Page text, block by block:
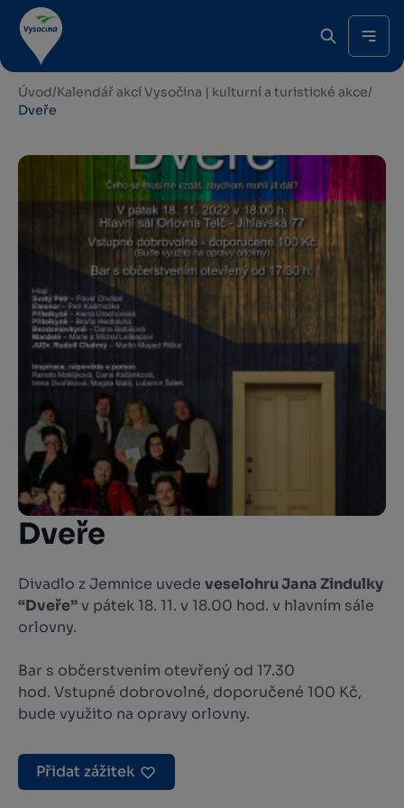
Úvod/Kalendář akcí Vysočina | kulturní a turistické akce/
Dveře
Dveře
Divadlo z Jemnice uvede veselohru Jana Zindulky
“Dveře”v pátek 18. 11. v 18.00 hod. v hlavním sále
orlovny.
Bar s občerstvením otevřený od 17.30
hod. Vstupné dobrovolné, doporučené 100 Kč,
bude využito na opravy orlovny.
Přidat zážitek